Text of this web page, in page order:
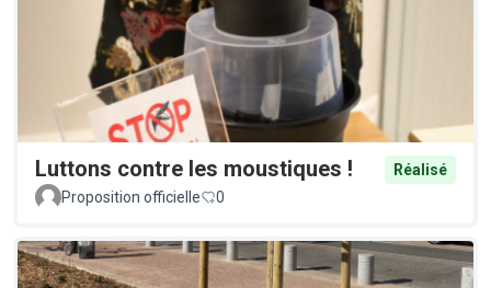
Luttons contre les moustiques !
Réalisé
Proposition officielle
0